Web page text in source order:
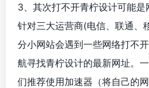
3、其次打不开青柠设计可能
针对三大运营商(电信、联通、
分小网站会遇到一些网络打不
航寻找青柠设计的最新网址。
们推荐使用加速器（将自己的